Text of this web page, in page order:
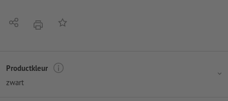
Delen afdrukkenOp de lijst
Productkleur
zwart